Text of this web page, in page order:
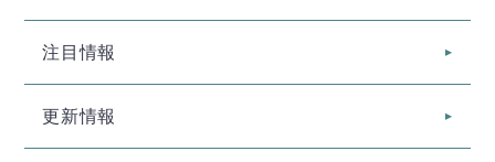
注目情報
更新情報